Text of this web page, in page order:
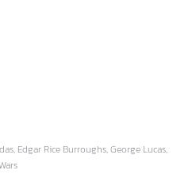
Edgar Rice Burroughs, George Lucas,